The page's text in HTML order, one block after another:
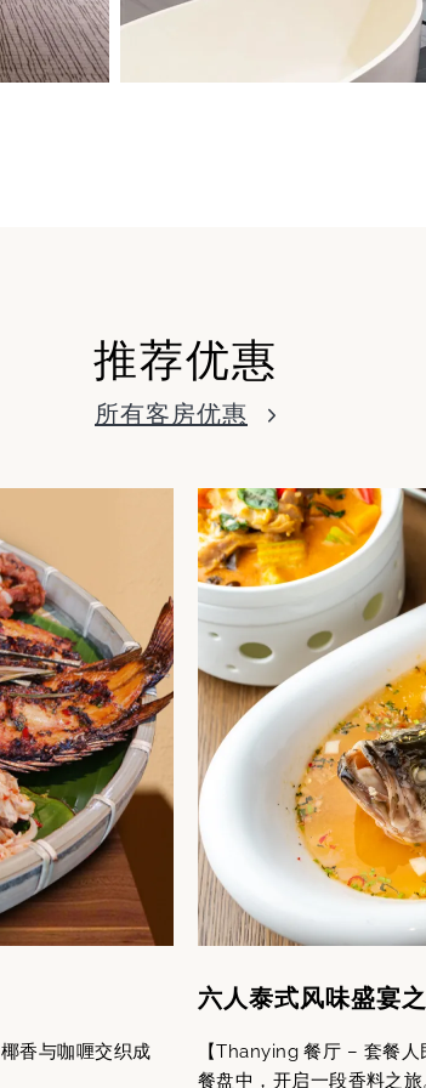
推荐优惠
所有客房优惠
香与咖喱交织成
六人泰式风味盛宴
【Thanying 餐厅 – 套餐
餐盘中，开启一段香料之旅